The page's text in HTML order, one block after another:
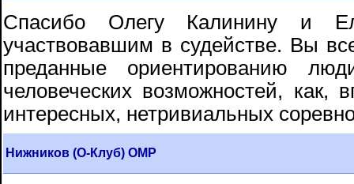
Спасибо Олегу Калинину и
участвовавшим в судействе. Вы
преданные ориентированию
человеческих возможностей,
интересных, нетривиальных
Нижников (О-Клуб) ОМР